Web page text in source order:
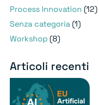
Process Innovation (12)
Senza categoria (1)
Workshop (8)
Articoli recenti